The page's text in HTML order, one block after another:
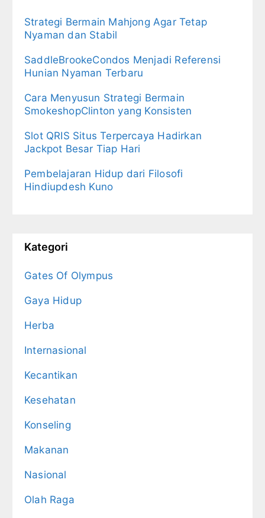
Strategi Bermain Mahjong Agar Tetap
Nyaman dan Stabil
SaddleBrookeCondos Menjadi Referensi
Hunian Nyaman Terbaru
Cara Menyusun Strategi Bermain
SmokeshopClinton yang Konsisten
Slot QRIS Situs Terpercaya Hadirkan
Jackpot Besar Tiap Hari
Pembelajaran Hidup dari Filosofi
Hindiupdesh Kuno
Kategori
Gates Of Olympus
Gaya Hidup
Herba
Internasional
Kecantikan
Kesehatan
Konseling
Makanan
Nasional
Olah Raga